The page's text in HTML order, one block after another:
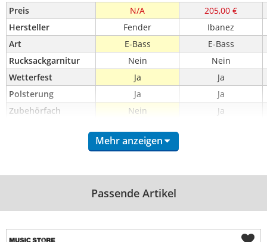
Preis N/A
205,00 €
Hersteller
Fender
Ibanez
Art
E-Bass
E-Bass
Rucksackgarnitur
Nein
Nein
Wetterfest
Ja
Ja
Polsterung
Ja
Ja
Zubehörfach
Nein
Ja
Ja
Mehr anzeigen
Passende Artikel